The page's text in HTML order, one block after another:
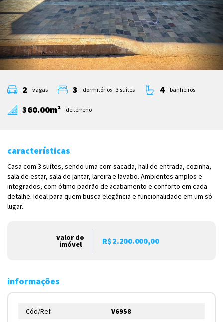
2 vagas 3 dormitórios - 3 suítes 4 banheiros
360.00m² de terreno
características
Casa com 3 suítes, sendo uma com sacada, hall de entrada, cozinha,
sala de estar, sala de jantar, lareira e lavabo. Ambientes amplos e
integrados, com ótimo padrão de acabamento e conforto em cada
detalhe. Ideal para quem busca elegância e funcionalidade em um só
lugar.
valor do
imóvel R$ 2.200.000,00
informações
Cód/Ref.
V6958